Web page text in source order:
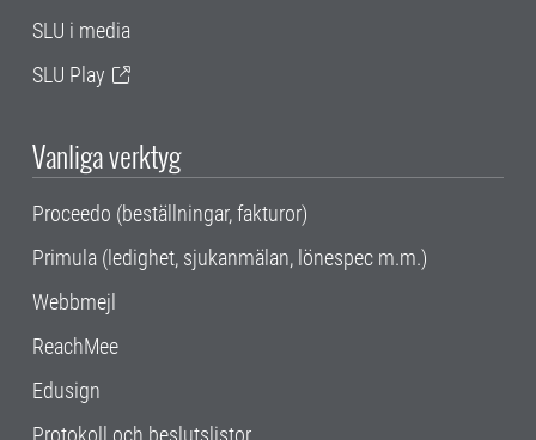
SLU i media
SLU Play
Vanliga verktyg
Proceedo (beställningar, fakturor)
Primula (ledighet, sjukanmälan, lönespec m.m.)
Webbmejl
ReachMee
Edusign
Protokoll och beslutslistor